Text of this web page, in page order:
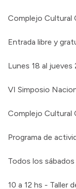
Complejo Cultural
Entrada libre y
Lunes 18 al jueves
VI Simposio
Complejo Cultural
Programa de
Todos los sábados
10 a 12 hs - Taller